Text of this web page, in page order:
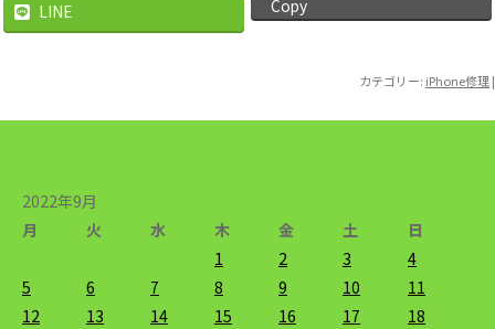
LINE Copy
カテゴリー: iPhone修理|
2022年9月
月
火 水 木 金 土
日
1
2 3
4
5
6 7 8 9 10
11
12
13 14 15 16 17
18